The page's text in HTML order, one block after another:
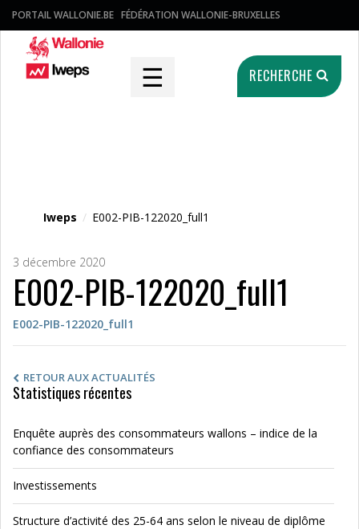
PORTAIL WALLONIE.BE FÉDÉRATION WALLONIE-BRUXELLES
☰ RECHERCHE
Iweps / E002-PIB-122020_full1
3 décembre 2020
E002-PIB-122020_full1
E002-PIB-122020_full1
RETOUR AUX ACTUALITÉS
Statistiques récentes
Enquête auprès des consommateurs wallons – indice de la
confiance des consommateurs
Investissements
Structure d’activité des 25-64 ans selon le niveau de diplôme